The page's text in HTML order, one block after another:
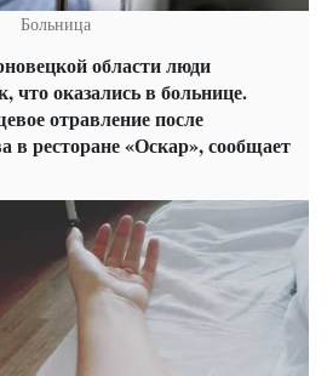
Больница
области люди
что оказались в больнице.
отравление после
в ресторане «Оскар», сообщает